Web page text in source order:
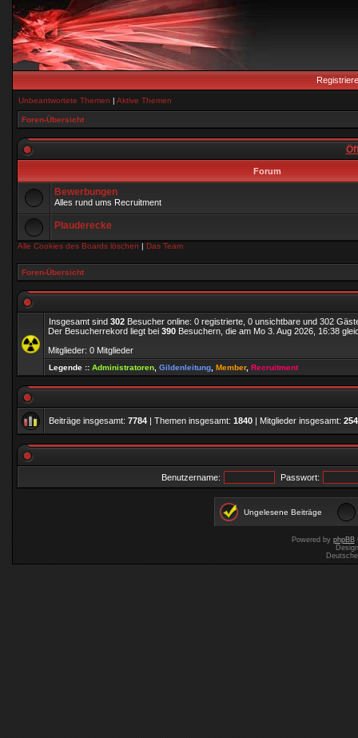
Unbeantwortete Themen | Aktive Themen
Foren-Übersicht
Forum
Bewerbungen
Alles rund ums Recruitment
Plauderecke
Alle Cookies des Boards löschen | Das Team
Foren-Übersicht
Insgesamt sind 302 Besucher online: 0 registrierte, 0 unsichtbare und 302
Der Besucherrekord liegt bei 390 Besuchern, die am Mo 3. Aug 2026, 16:38
Mitglieder: 0 Mitglieder
Legende :: Administratoren Gildenleitung Member, Recruitment
Beiträge insgesamt: 7784 | Themen insgesamt: 1840 | Mitglieder insgesamt:
Benutzername: Passwort:
Ungelesene Beiträge
Powered by phpBB